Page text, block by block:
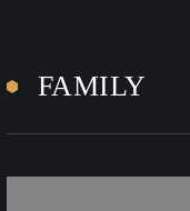
FAMILY